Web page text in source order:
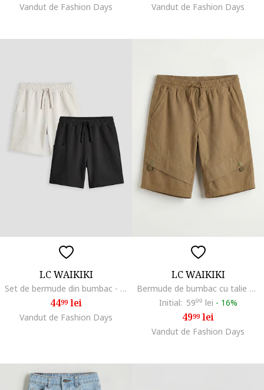
Vandut de Fashion Days Vandut de Fashion Days
LC WAIKIKI
Set de bermude din bumbac - 2 piese, Negru/Bej deschis
4499lei
Vandut de Fashion Days
LC WAIKIKI
Bermude de bumbac cu talie ajustabila, Kaki
Initial: 5999 lei - 16%
4999lei
Vandut de Fashion Days